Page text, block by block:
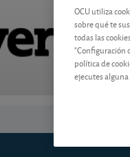
Tiempo de
OCU utiliza
sobre qué te
todas las
"Configuración
política de
ejecutes